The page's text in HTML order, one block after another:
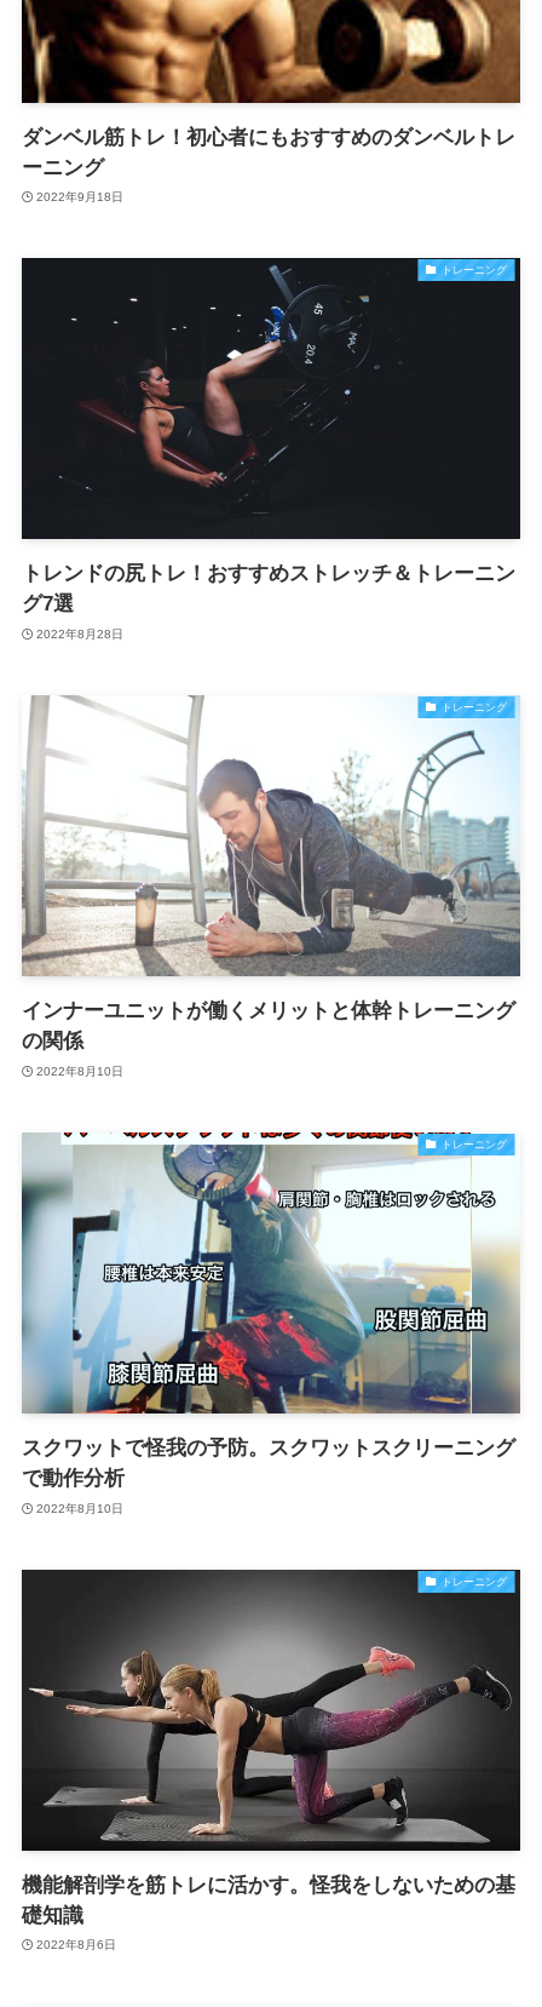
ダンベル筋トレ！初心者にもおすすめのダンベルトレ
ーニング
2022年9月18日
トレーニング
トレンドの尻トレ！おすすめストレッチ＆トレーニン
グ7選
2022年8月28日
トレーニング
インナーユニットが働くメリットと体幹トレーニング
の関係
2022年8月10日
トレーニング
スクワットで怪我の予防。スクワットスクリーニング
で動作分析
2022年8月10日
トレーニング
機能解剖学を筋トレに活かす。怪我をしないための基
礎知識
2022年8月6日